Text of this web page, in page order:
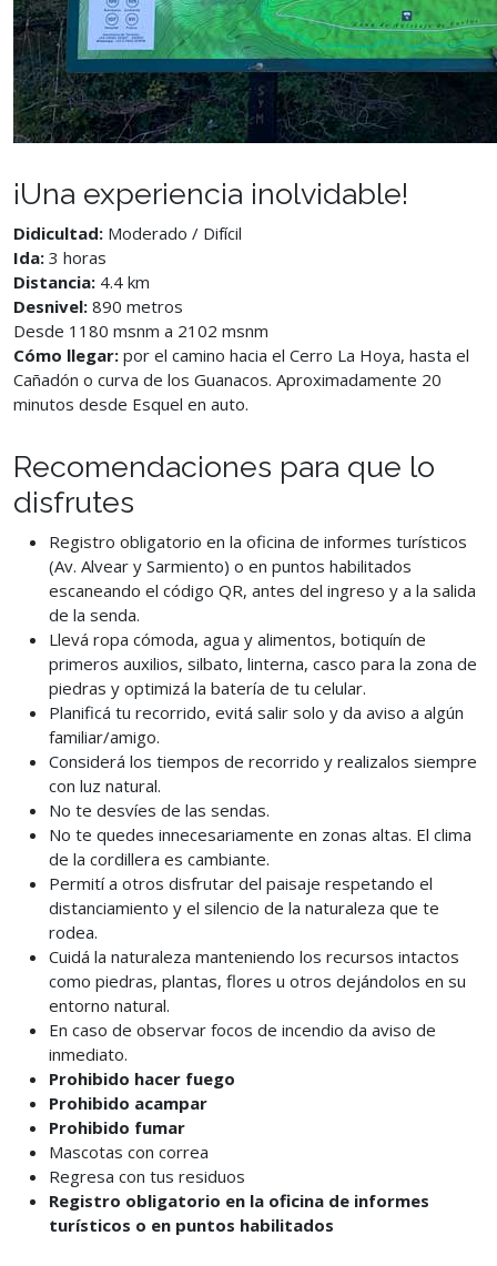
¡Una experiencia inolvidable!
Didicultad: Moderado / Difícil
Ida: 3 horas
Distancia: 4.4 km
Desnivel: 890 metros
Desde 1180 msnm a 2102 msnm
Cómo llegar: por el camino hacia el Cerro La Hoya, hasta el
Cañadón o curva de los Guanacos. Aproximadamente 20
minutos desde Esquel en auto.
Recomendaciones para que lo
disfrutes
Registro obligatorio en la oficina de informes turísticos
(Av. Alvear y Sarmiento) o en puntos habilitados
escaneando el código QR, antes del ingreso y a la salida
de la senda.
Llevá ropa cómoda, agua y alimentos, botiquín de
primeros auxilios, silbato, linterna, casco para la zona de
piedras y optimizá la batería de tu celular.
Planificá tu recorrido, evitá salir solo y da aviso a algún
familiar/amigo.
Considerá los tiempos de recorrido y realizalos siempre
con luz natural.
No te desvíes de las sendas.
No te quedes innecesariamente en zonas altas. El clima
de la cordillera es cambiante.
Permití a otros disfrutar del paisaje respetando el
distanciamiento y el silencio de la naturaleza que te
rodea.
Cuidá la naturaleza manteniendo los recursos intactos
como piedras, plantas, flores u otros dejándolos en su
entorno natural.
En caso de observar focos de incendio da aviso de
inmediato.
Prohibido hacer fuego
Prohibido acampar
Prohibido fumar
Mascotas con correa
Regresa con tus residuos
Registro obligatorio en la oficina de informes
turísticos o en puntos habilitados